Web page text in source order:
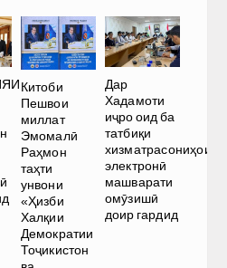
Китоби
Пешвои
миллат
Эмомалӣ
Раҳмон
таҳти
унвони
«Ҳизби
Халқии
Демократии
Тоҷикистон
Дар
Хадамоти
иҷро оид ба
татбиқи
хизматрасониҳои
электронӣ
машварати
омӯзишӣ
доир гардид